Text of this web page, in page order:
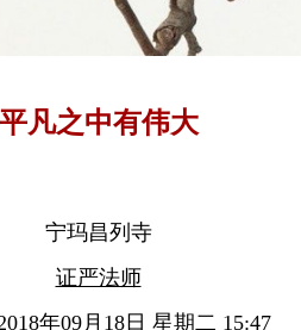
平凡之中有伟大
宁玛昌列寺
证严法师
年09月18日 星期二 15:47